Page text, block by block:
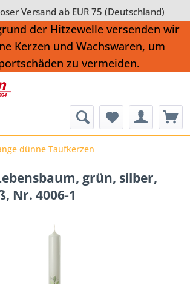
Versand ab EUR 75 (Deutschland)
der Hitzewelle versenden wir
Kerzen und Wachswaren, um
zu vermeiden.
dünne Taufkerzen
grün, silber,
Nr. 4006-1